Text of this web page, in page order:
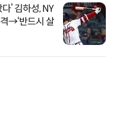
’ 김하성, NY
→‘반드시 살